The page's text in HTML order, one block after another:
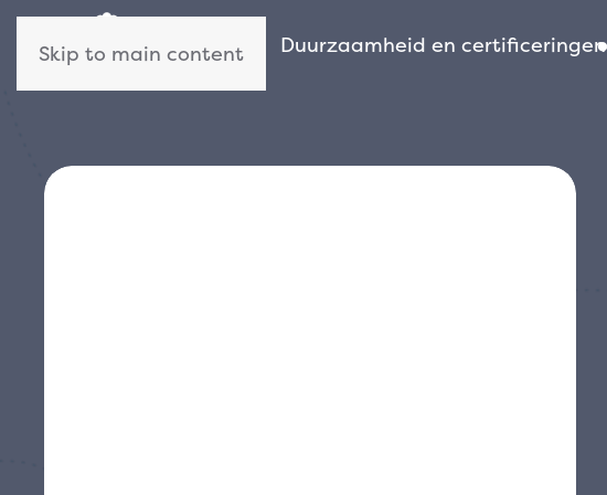
Skip to main content
Wie wij zijn Duurzaamheid en certificeringen